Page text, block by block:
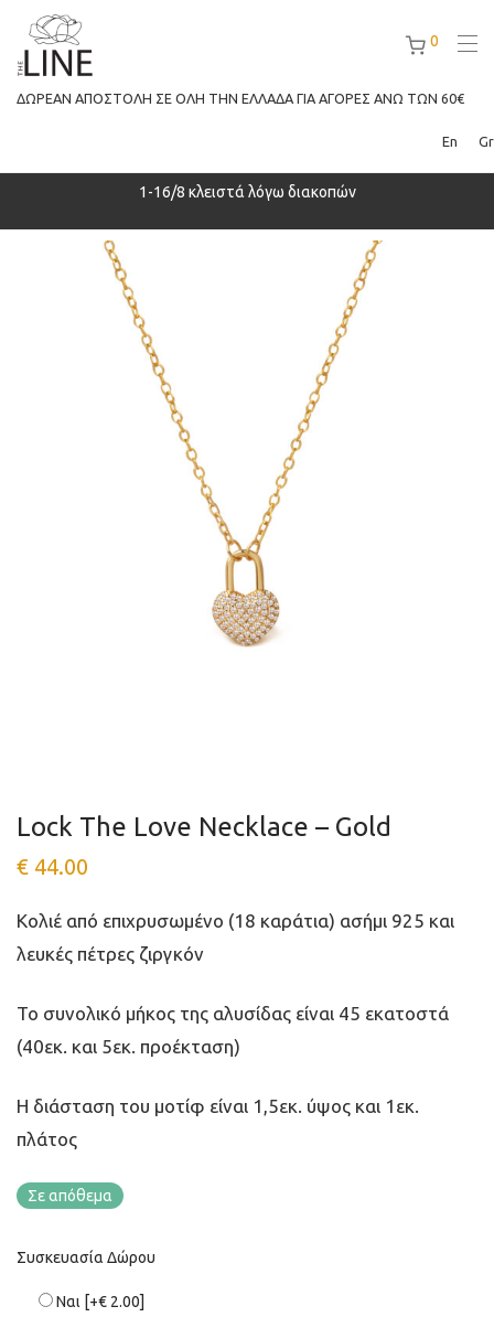
0
ΔΩΡΕΑΝ ΑΠΟΣΤΟΛΗ ΣΕ ΟΛΗ ΤΗΝ ΕΛΛΑΔΑ ΓΙΑ ΑΓΟΡΕΣ ΑΝΩ ΤΩΝ 60€
En Gr
1-16/8 κλειστά λόγω διακοπών
Lock The Love Necklace – Gold
€ 44.00
Κολιέ από επιχρυσωμένο (18 καράτια) ασήμι 925 και
λευκές πέτρες ζιργκόν
Το συνολικό μήκος της αλυσίδας είναι 45 εκατοστά
(40εκ. και 5εκ. προέκταση)
Η διάσταση του μοτίφ είναι 1,5εκ. ύψος και 1εκ.
πλάτος
Σε απόθεμα
Συσκευασία Δώρου
Ναι [+€ 2.00]